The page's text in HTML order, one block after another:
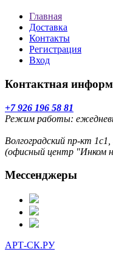
Главная
Доставка
Контакты
Регистрация
Вход
Контактная
+7 926 196 58 81
Режим работы:
Волгоградский пр-кт
(офисный центр "Инком
Мессенджеры
АРТ-СК.РУ